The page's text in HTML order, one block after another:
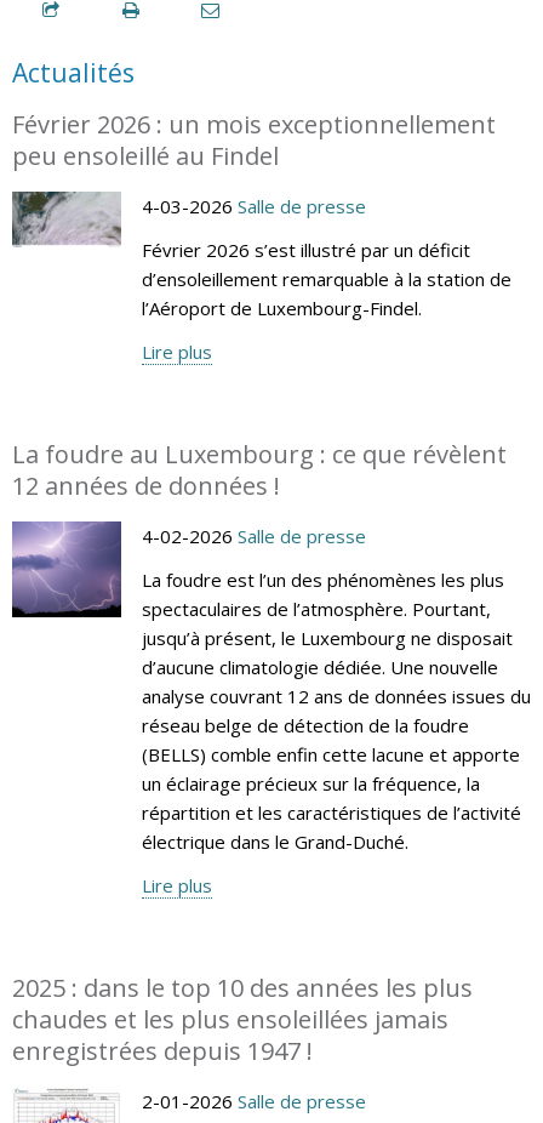
Actualités
Février 2026 : un mois exceptionnellement
peu ensoleillé au Findel
4-03-2026 Salle de presse
Février 2026 s’est illustré par un déficit
d’ensoleillement remarquable à la station de
l’Aéroport de Luxembourg-Findel.
Lire plus
La foudre au Luxembourg : ce que révèlent
12 années de données !
4-02-2026 Salle de presse
La foudre est l’un des phénomènes les plus
spectaculaires de l’atmosphère. Pourtant,
jusqu’à présent, le Luxembourg ne disposait
d’aucune climatologie dédiée. Une nouvelle
analyse couvrant 12 ans de données issues du
réseau belge de détection de la foudre
(BELLS) comble enfin cette lacune et apporte
un éclairage précieux sur la fréquence, la
répartition et les caractéristiques de l’activité
électrique dans le Grand-Duché.
Lire plus
2025 : dans le top 10 des années les plus
chaudes et les plus ensoleillées jamais
enregistrées depuis 1947 !
2-01-2026 Salle de presse